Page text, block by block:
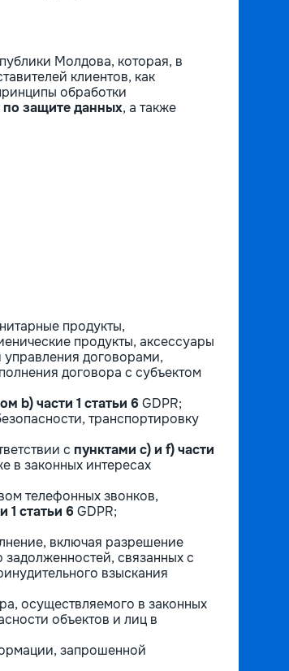
Молдова, которая, в
клиентов, как
обработки
по защите данных, а также
продукты,
продукты, аксессуары
управления договорами,
договора с субъектом
b) части 1 статьи 6 GDPR;
транспортировку
с пунктами c) и f) части
в законных интересах
телефонных звонков,
1 статьи 6 GDPR;
включая разрешение
связанных с
взыскания
осуществляемого в законных
объектов и лиц в
запрошенной